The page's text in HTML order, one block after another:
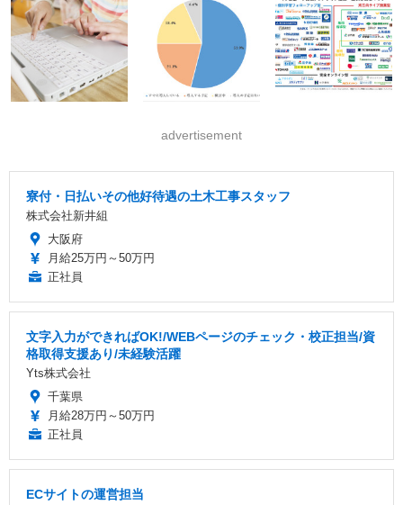
advertisement
寮付・日払いその他好待遇の土木工事スタッフ
株式会社新井組
大阪府
月給25万円～50万円
正社員
文字入力ができればOK!/WEBページのチェック・校正担当/資
格取得支援あり/未経験活躍
Yts株式会社
千葉県
月給28万円～50万円
正社員
ECサイトの運営担当